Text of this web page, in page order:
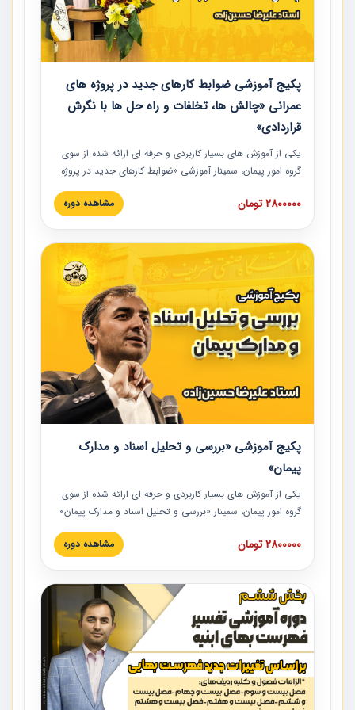
پکیج آموزشی ضوابط کارهای جدید در پروژه های
عمرانی «چالش ها، تخلفات و راه حل ها با نگرش
قراردادی»
یکی از آموزش‏‏‏‏‏‏ های بسیار کاربردی و حرفه‏ ای ارائه شده از سوی
گروه امور پیمان، سمینار آموزشی «ضوابط کارهای جدید در پروژه
های عمرانی» چالش ها، تخلفات و راه حل ها با نگرش قراردادی
است که در محل سندیکای شرکت های ساختمانی کشور ارائه شد.
مدارک پیمان به همراه تجربیات عملی ارائه شده است.
2800000 تومان مشاهده دوره
پکیج آموزشی «بررسی و تحلیل اسناد و مدارک
پیمان»
یکی از آموزش‏‏‏‏‏‏ های بسیار کاربردی و حرفه‏ ای ارائه شده از سوی
گروه امور پیمان، سمینار «بررسی و تحلیل اسناد و مدارک پیمان»
است که در دانشگاه صنعتی شریف ارائه شد. در این آموزش
نکات کلیدی مربوط به اسناد و مدارک پیمان، اولویت بندی اسناد
پیمان به همراه تجربیات عملی در این خصوص ارائه شده است.
2800000 تومان مشاهده دوره